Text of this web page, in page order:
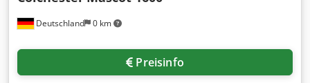
Deutschland 0 km
Preisinfo